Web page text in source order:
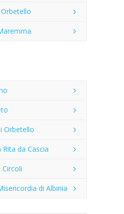
Orbetello
da Cascia
di Albinia